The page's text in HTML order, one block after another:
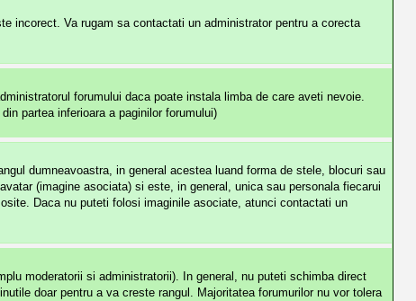
incorect. Va rugam sa contactati un administrator pentru a corecta
forumului daca poate instala limba de care aveti nevoie.
partea inferioara a paginilor forumului)
dumneavoastra, in general acestea luand forma de stele, blocuri sau
(imagine asociata) si este, in general, unica sau personala fiecarui
Daca nu puteti folosi imaginile asociate, atunci contactati un
moderatorii si administratorii). In general, nu puteti schimba direct
doar pentru a va creste rangul. Majoritatea forumurilor nu vor tolera